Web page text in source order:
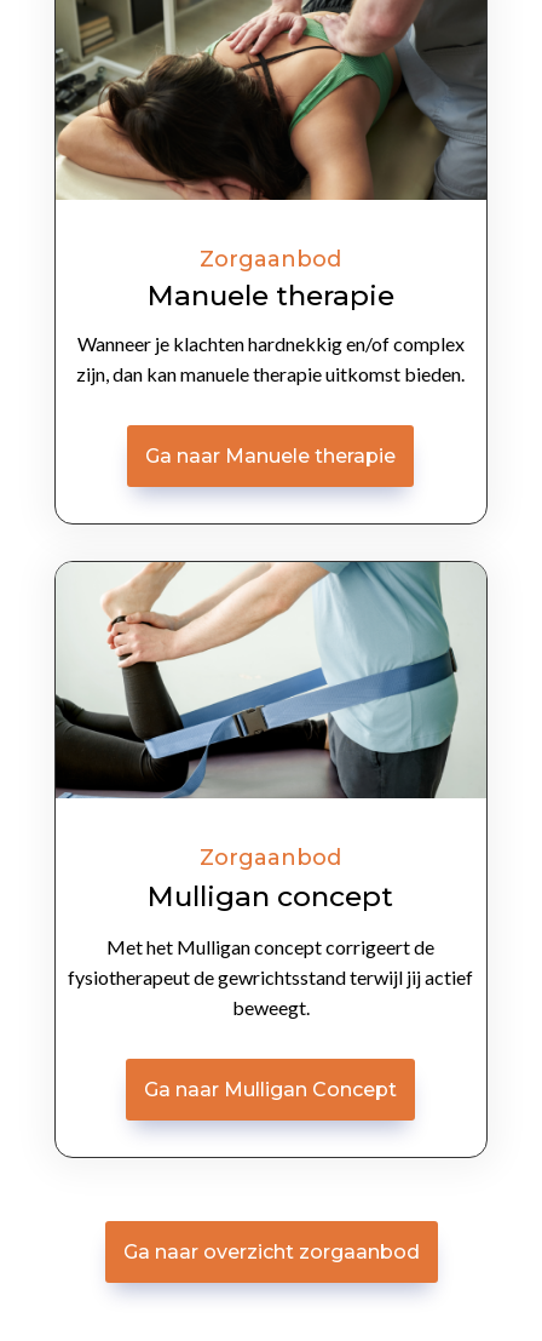
Zorgaanbod
Manuele therapie
Wanneer je klachten hardnekkig en/of complex
zijn, dan kan manuele therapie uitkomst bieden.
Ga naar Manuele therapie
Zorgaanbod
Mulligan concept
Met het Mulligan concept corrigeert de
fysiotherapeut de gewrichtsstand terwijl jij actief
beweegt.
Ga naar Mulligan Concept
Ga naar overzicht zorgaanbod